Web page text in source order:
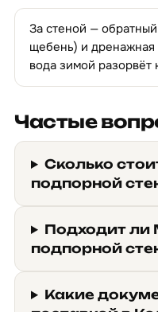
За стеной —
щебень) и дренажная
вода зимой разорвёт
Частые
Сколько
подпорной
Подходит ли
подпорной
Какие